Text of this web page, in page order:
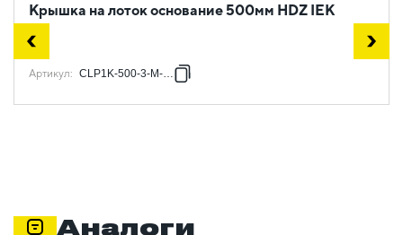
Крышка на лоток основание 500мм HDZ IEK
Артикул: CLP1K-500-3-M-HDZ
Аналоги